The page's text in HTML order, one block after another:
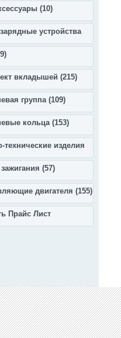
(10)
устройства
вкладышей (215)
группа (109)
кольца (153)
технические изделия
(57)
двигателя (155)
Прайс Лист